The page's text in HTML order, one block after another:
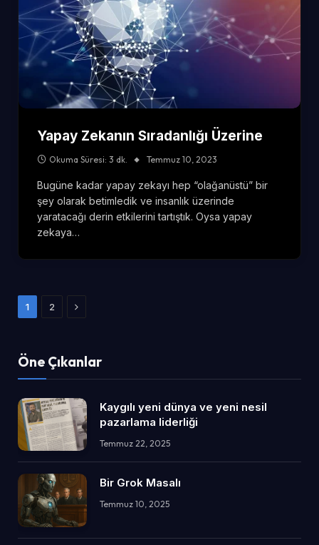
Yapay Zekanın Sıradanlığı Üzerine
Okuma Süresi: 3 dk. Temmuz 10, 2023
Bugüne kadar yapay zekayı hep “olağanüstü” bir
şey olarak betimledik ve insanlık üzerinde
yaratacağı derin etkilerini tartıştık. Oysa yapay
zekaya…
1 2 Sonraki
Öne Çıkanlar
Kaygılı yeni dünya ve yeni nesil
pazarlama liderliği
Temmuz 22, 2025
Bir Grok Masalı
Temmuz 10, 2025